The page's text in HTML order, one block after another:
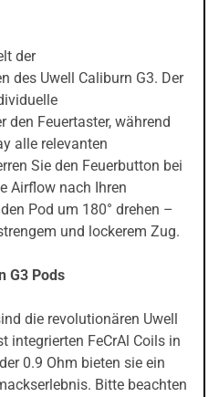
der
des Uwell Caliburn G3. Der
den Feuertaster, während
alle relevanten
Sie den Feuerbutton bei
Airflow nach Ihren
Pod um 180° drehen –
und lockerem Zug.
G3 Pods
die revolutionären Uwell
integrierten FeCrAl Coils in
0.9 Ohm bieten sie ein
Bitte beachten